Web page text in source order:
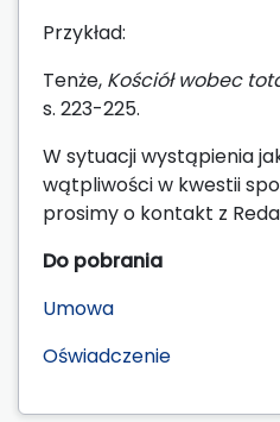
Przykład:
Tenże, Kościół wobec
s. 223-225.
W sytuacji wystąpienia
wątpliwości w kwestii
prosimy o kontakt z
Do pobrania
Umowa
Oświadczenie